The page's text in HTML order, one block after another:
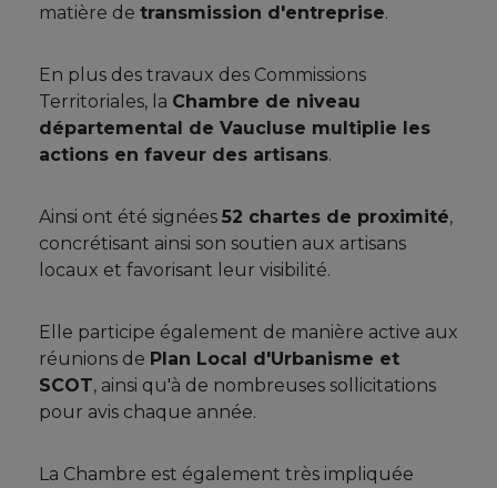
matière de transmission d'entreprise.
En plus des travaux des Commissions
Territoriales, la Chambre de niveau
départemental de Vaucluse multiplie les
actions en faveur des artisans.
Ainsi ont été signées 52 chartes de proximité,
concrétisant ainsi son soutien aux artisans
locaux et favorisant leur visibilité.
Elle participe également de manière active aux
réunions de Plan Local d'Urbanisme et
SCOT, ainsi qu'à de nombreuses sollicitations
pour avis chaque année.
La Chambre est également très impliquée